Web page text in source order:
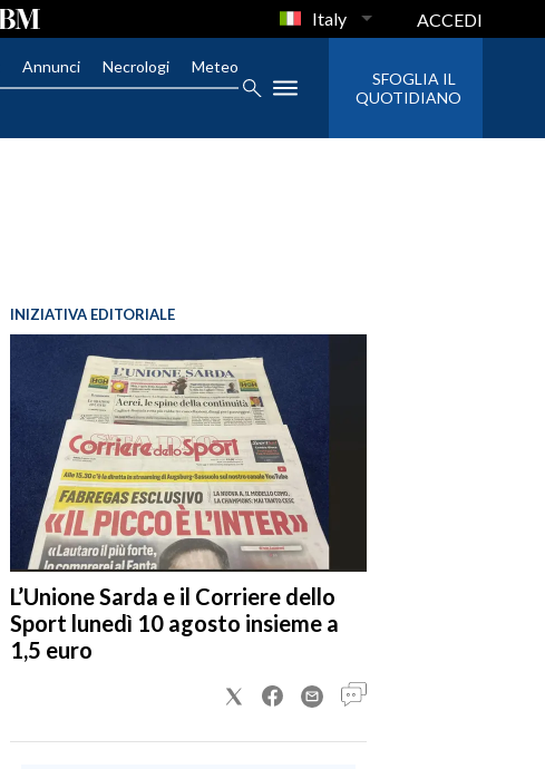
Italy ACCEDI
Annunci Necrologi Meteo
SFOGLIA IL
QUOTIDIANO
INIZIATIVA EDITORIALE
L’Unione Sarda e il Corriere dello
Sport lunedì 10 agosto insieme a
1,5 euro